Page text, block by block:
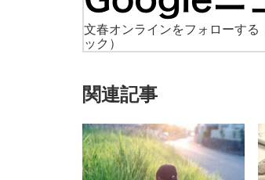
文春オンラインをフォローする
ック）
関連記事